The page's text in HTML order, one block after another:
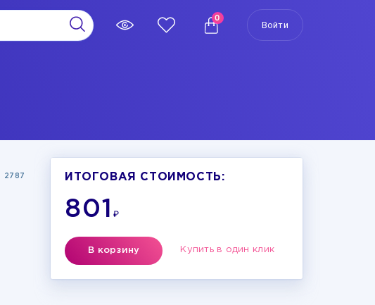
0
Войти
2787 ИТОГОВАЯ СТОИМОСТЬ:
801₽
В корзину Купить в один клик